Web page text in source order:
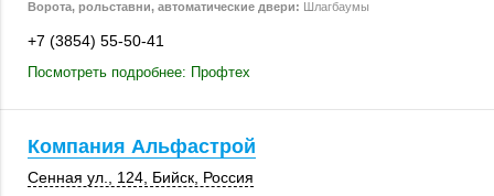
Ворота, рольставни, автоматические двери: Шлагбаумы
+7 (3854) 55-50-41
Посмотреть подробнее: Профтех
Компания Альфастрой
Сенная ул. 124 Бийск Россия